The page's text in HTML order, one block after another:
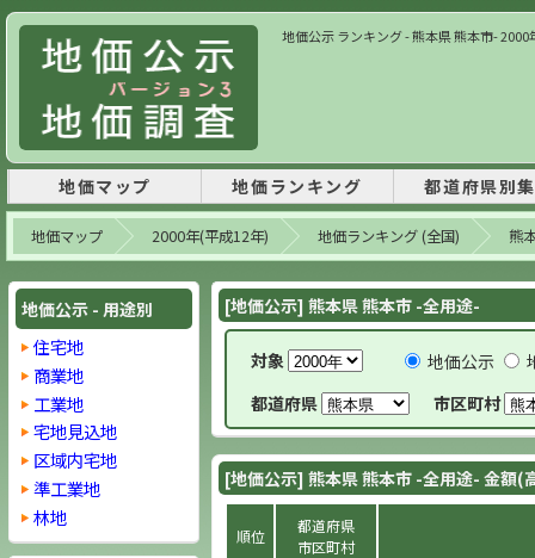
地価公示 ランキング - 熊本県 熊本市-
地価マップ 地価ランキング 都道府県別
地価マップ 2000年(平成12年) 地価ランキング (全国) 熊
地価公示 - 用途別
住宅地
商業地
工業地
宅地見込地
区域内宅地
準工業地
林地
[地価公示] 熊本県 熊本市 -全用途-
対象 地価公示
都道府県
市区町村
[地価公示] 熊本県 熊本市 -全用途- 金額(
順位
都道府県
市区町村